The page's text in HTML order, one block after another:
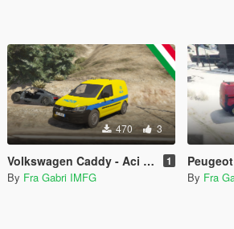
470 3
Volkswagen Caddy - Aci Global 1
By Fra Gabri IMFG
Peugeot
By Fra